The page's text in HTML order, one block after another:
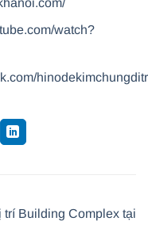
watch?
trí Building Complex tại